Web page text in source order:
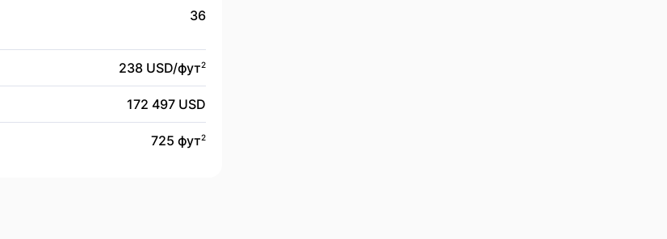
36
238 USD/фут2
172 497 USD
725 фут2